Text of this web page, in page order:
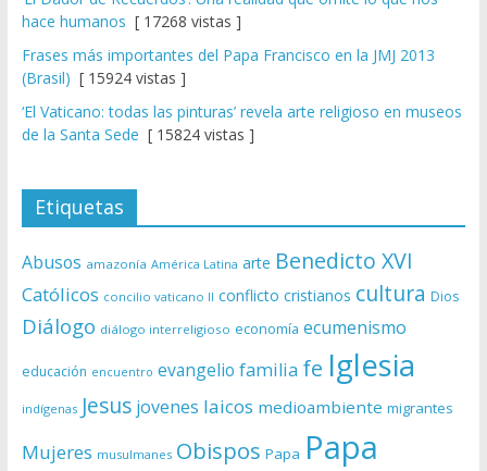
hace humanos [ 17268 vistas ]
Frases más importantes del Papa Francisco en la JMJ 2013
(Brasil) [ 15924 vistas ]
‘El Vaticano: todas las pinturas’ revela arte religioso en museos
de la Santa Sede [ 15824 vistas ]
Etiquetas
Abusos amazonía América Latina arte Benedicto XVI
Católicos concilio vaticano II conflicto cristianos cultura Dios
Diálogo diálogo interreligioso economía ecumenismo
educación encuentro evangelio familia fe Iglesia
indígenas Jesus jovenes laicos medioambiente migrantes
Mujeres musulmanes Obispos Papa Papa